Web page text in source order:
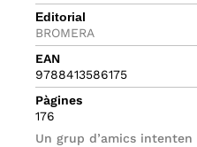
Editorial
BROMERA
EAN
9788413586175
Pàgines
176
Un grup d’amics